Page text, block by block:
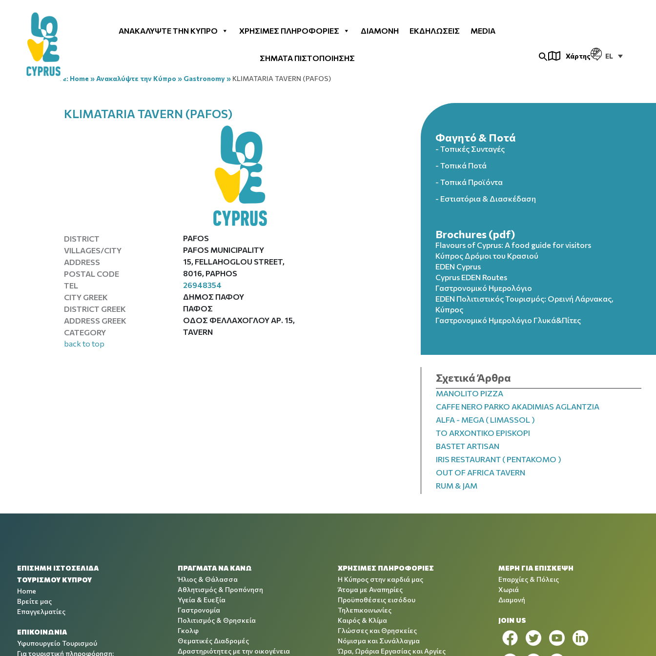
ΑΝΑΚΑΛΎΨΤΕ ΤΗΝ ΚΎΠΡΟ ΧΡΉΣΙΜΕΣ ΠΛΗΡΟΦΟΡΊΕΣ ΔΙΑΜΟΝΉ ΕΚΔΗΛΏΣΕΙΣ MEDIA
ΣΗΜΑΤΑ ΠΙΣΤΟΠΟΙΗΣΗΣ Χάρτης EL
You are here: Home »Ανακαλύψτε την Κύπρο » Gastronomy» KLIMATARIA TAVERN (PAFOS)
KLIMATARIA TAVERN (PAFOS)
DISTRICT
PAFOS
VILLAGES/CITY
PAFOS MUNICIPALITY
ADDRESS
15, FELLAHOGLOU STREET,
POSTAL CODE
8016, PAPHOS
TEL
26948354
CITY GREEK
ΔΗΜΟΣ ΠΑΦΟΥ
DISTRICT GREEK
ΠΑΦΟΣ
ADDRESS GREEK
ΟΔΟΣ ΦΕΛΛΑΧΟΓΛΟΥ ΑΡ. 15,
CATEGORY
TAVERN
back to top
Φαγητό & Ποτά
- Τοπικές Συνταγές
- Τοπικά Ποτά
- Τοπικά Προϊόντα
- Εστιατόρια & Διασκέδαση
Brochures (pdf)
Flavours of Cyprus: A food guide for visitors
Κύπρος Δρόμοι του Κρασιού
EDEN Cyprus
Cyprus EDEN Routes
Γαστρονομικό Ημερολόγιο
EDEN Πολιτιστικός Τουρισμός: Ορεινή Λάρνακας,
Κύπρος
Γαστρονομικό Ημερολόγιo Γλυκά&Πίτες
Σχετικά Άρθρα
MANOLITO PIZZA
CAFFE NERO PARKO AKADIMIAS AGLANTZIA
ALFA - MEGA ( LIMASSOL )
TO ARXONTIKO EPISKOPI
BASTET ARTISAN
IRIS RESTAURANT ( PENTAKOMO )
OUT OF AFRICA TAVERN
RUM & JAM
ΕΠΙΣΗΜΗ ΙΣΤΟΣΕΛΙΔΑ
ΤΟΥΡΙΣΜΟΥ ΚΥΠΡΟΥ
Home
Βρείτε μας
Επαγγελματίες
ΕΠΙΚΟΙΝΩΝΙΑ
Υφυπουργείο Τουρισμού
Για τουριστική πληροφόρηση:
ΠΡΑΓΜΑΤΑ ΝΑ ΚΑΝΩ
Ήλιος & Θάλασσα
Αθλητισμός & Προπόνηση
Υγεία & Ευεξία
Γαστρονομία
Πολιτισμός & Θρησκεία
Γκολφ
Θεματικές Διαδρομές
Δραστηριότητες με την οικογένεια
ΧΡΉΣΙΜΕΣ ΠΛΗΡΟΦΟΡΊΕΣ
Η Κύπρος στην καρδιά μας
Άτομα με Αναπηρίες
Προϋποθέσεις εισόδου
Τηλεπικοινωνίες
Καιρός & Κλίμα
Γλώσσες και Θρησκείες
Νόμισμα και Συνάλλαγμα
Ώρα, Ωράρια Εργασίας και Αργίες
ΜΕΡΗ ΓΙΑ ΕΠΙΣΚΕΨΗ
Επαρχίες & Πόλεις
Χωριά
Διαμονή
JOIN US